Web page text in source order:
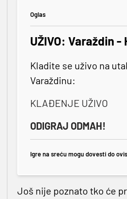
Oglas
UŽIVO: Varaždin -
Kladite se uživo na
Varaždinu:
KLAĐENJE UŽIVO
ODIGRAJ ODMAH!
Igre na sreću mogu dovesti do
Još nije poznato tko će